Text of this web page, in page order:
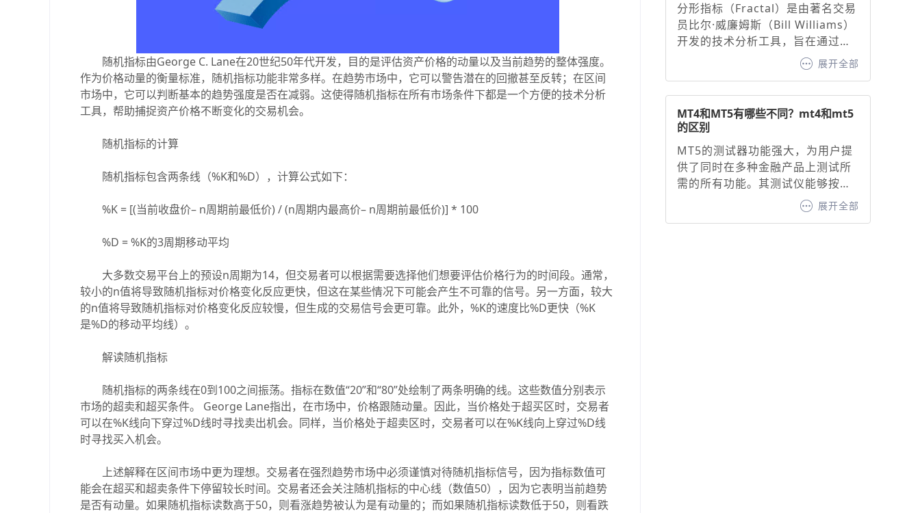
随机指标由George C. Lane在20世纪50年代开发，目的是评估资产价格的动量以及当前趋势的整体强度。
作为价格动量的衡量标准，随机指标功能非常多样。在趋势市场中，它可以警告潜在的回撤甚至反转；在区间
市场中，它可以判断基本的趋势强度是否在减弱。这使得随机指标在所有市场条件下都是一个方便的技术分析
工具，帮助捕捉资产价格不断变化的交易机会。
随机指标的计算
随机指标包含两条线（%K和%D），计算公式如下：
%K = [(当前收盘价– n周期前最低价) / (n周期内最高价– n周期前最低价)] * 100
%D = %K的3周期移动平均
大多数交易平台上的预设n周期为14，但交易者可以根据需要选择他们想要评估价格行为的时间段。通常，
较小的n值将导致随机指标对价格变化反应更快，但这在某些情况下可能会产生不可靠的信号。另一方面，较大
的n值将导致随机指标对价格变化反应较慢，但生成的交易信号会更可靠。此外，%K的速度比%D更快（%K
是%D的移动平均线）。
解读随机指标
随机指标的两条线在0到100之间振荡。指标在数值“20”和“80”处绘制了两条明确的线。这些数值分别表示
市场的超卖和超买条件。 George Lane指出，在市场中，价格跟随动量。因此，当价格处于超买区时，交易者
可以在%K线向下穿过%D线时寻找卖出机会。同样，当价格处于超卖区时，交易者可以在%K线向上穿过%D线
时寻找买入机会。
上述解释在区间市场中更为理想。交易者在强烈趋势市场中必须谨慎对待随机指标信号，因为指标数值可
能会在超买和超卖条件下停留较长时间。交易者还会关注随机指标的中心线（数值50），因为它表明当前趋势
是否有动量。如果随机指标读数高于50，则看涨趋势被认为是有动量的；而如果随机指标读数低于50，则看跌
（26周期EMA）、信号线（9周期
EMA）。调整建议：快线与慢线：
缩短周期（如10/20）可增强灵敏
度，延长周期（如20/50）可过滤
噪音。信号线：通常固定为9周期
EMA，用于确认买卖信号。
分形指标（Fractal）是由著名交易
员比尔·威廉姆斯（Bill Williams）
开发的技术分析工具，旨在通过识
别价格图表中的特定形态，预测潜
在的价格走势并生成看涨或看跌信
自相似性原则，通过识别价格的高
点或低点形成的分形形态，帮助交
分形指标作为MT5交易平台内置的
经典工具，为交易者提供了直观的
价格转折点识别方法。
展开全部
MT4和MT5有哪些不同？mt4和mt5
的区别
MT5的测试器功能强大，为用户提
供了同时在多种金融产品上测试所
需的所有功能。其测试仪能够按时
间自动同步报价，进而为用户呈现
出时间尺度上清晰同步的盈利能力
展开全部